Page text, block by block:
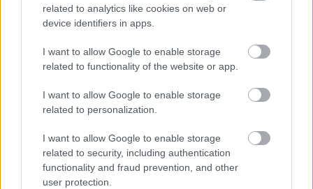
related to analytics like cookies on web or
device identifiers in apps.
I want to allow Google to enable storage
related to functionality of the website or app.
I want to allow Google to enable storage
related to personalization.
I want to allow Google to enable storage
related to security, including authentication
functionality and fraud prevention, and other
user protection.
Megosztás
Küldés
Itt állíthatod be, hogy a Google